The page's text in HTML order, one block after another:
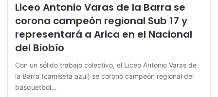
Liceo Antonio Varas de la Barra se
corona campeón regional Sub 17 y
representará a Arica en el Nacional
del Biobío
Con un sólido trabajo colectivo, el Liceo Antonio Varas de
la Barra (camiseta azul) se coronó campeón regional del
básquetbol…